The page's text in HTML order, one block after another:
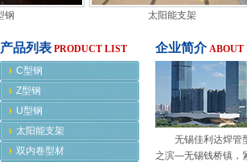
太阳能支架
产品列表 PRODUCT LIST
C型钢
Z型钢
U型钢
太阳能支架
双内卷型材
企业简介 ABOUT
无锡佳利达焊管型
之滨—无锡钱桥镇，